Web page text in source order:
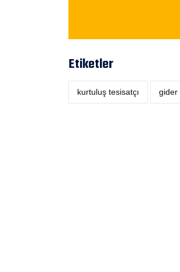
Etiketler
kurtuluş tesisatçı ‎gider